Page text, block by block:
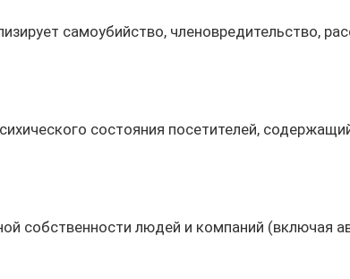
самоубийство, членовредительство,
состояния посетителей,
собственности людей и компаний (включая